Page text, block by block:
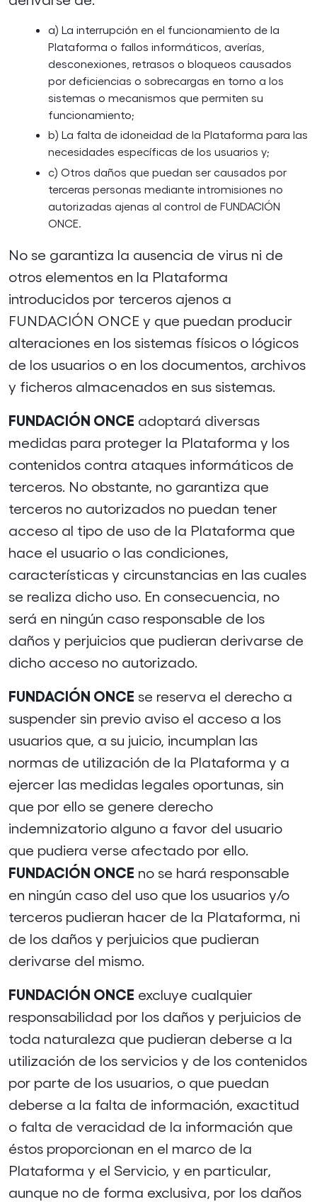
a) La interrupción en el funcionamiento de la
Plataforma o fallos informáticos, averías,
desconexiones, retrasos o bloqueos causados
por deficiencias o sobrecargas en torno a los
sistemas o mecanismos que permiten su
funcionamiento;
b) La falta de idoneidad de la Plataforma para las
necesidades específicas de los usuarios y;
c) Otros daños que puedan ser causados por
terceras personas mediante intromisiones no
autorizadas ajenas al control de FUNDACIÓN
ONCE.
No se garantiza la ausencia de virus ni de
otros elementos en la Plataforma
introducidos por terceros ajenos a
FUNDACIÓN ONCE y que puedan producir
alteraciones en los sistemas físicos o lógicos
de los usuarios o en los documentos, archivos
y ficheros almacenados en sus sistemas.
FUNDACIÓN ONCE adoptará diversas
medidas para proteger la Plataforma y los
contenidos contra ataques informáticos de
terceros. No obstante, no garantiza que
terceros no autorizados no puedan tener
acceso al tipo de uso de la Plataforma que
hace el usuario o las condiciones,
características y circunstancias en las cuales
se realiza dicho uso. En consecuencia, no
será en ningún caso responsable de los
daños y perjuicios que pudieran derivarse de
dicho acceso no autorizado.
FUNDACIÓN ONCE se reserva el derecho a
suspender sin previo aviso el acceso a los
usuarios que, a su juicio, incumplan las
normas de utilización de la Plataforma y a
ejercer las medidas legales oportunas, sin
que por ello se genere derecho
indemnizatorio alguno a favor del usuario
que pudiera verse afectado por ello.
FUNDACIÓN ONCE no se hará responsable
en ningún caso del uso que los usuarios y/o
terceros pudieran hacer de la Plataforma, ni
de los daños y perjuicios que pudieran
derivarse del mismo.
FUNDACIÓN ONCE excluye cualquier
responsabilidad por los daños y perjuicios de
toda naturaleza que pudieran deberse a la
utilización de los servicios y de los contenidos
por parte de los usuarios, o que puedan
deberse a la falta de información, exactitud
o falta de veracidad de la información que
éstos proporcionan en el marco de la
Plataforma y el Servicio, y en particular,
aunque no de forma exclusiva, por los daños